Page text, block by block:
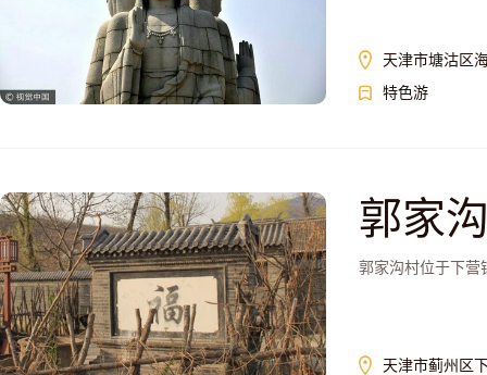
天津市塘沽区
特色游
郭家
郭家沟村位于下营
天津市蓟州区